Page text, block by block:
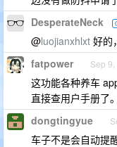
DesperateNeck
@luojianxhlxt 好的
fatpower Sep
这功能各种养车
直接查用户手册了。
dongtingyue
车子不是会自动提